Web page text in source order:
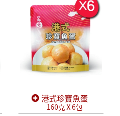
港式珍寶魚蛋
160克 X 6包